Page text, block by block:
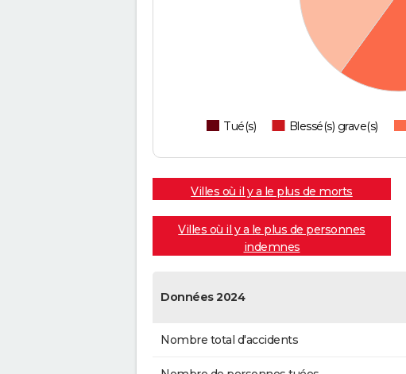
Tué(s) Blessé(s) grave(s)
Villes où il y a le plus de morts
Villes où il y a le plus de personnes
indemnes
Données 2024
Nombre total d'accidents